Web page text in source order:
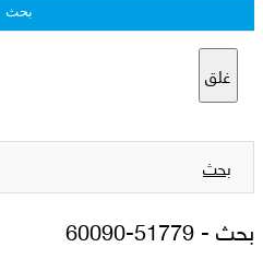
بحث
غلق
بحث
بحث -51779-60090